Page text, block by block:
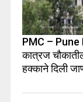
PMC – Pune
कात्रज
हक्काने दिली